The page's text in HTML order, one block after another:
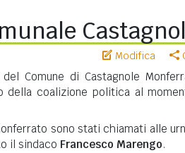
Modifica
Comune di Castagnole
della coalizione politica al
sono stati chiamati alle
il sindaco Francesco Marengo.